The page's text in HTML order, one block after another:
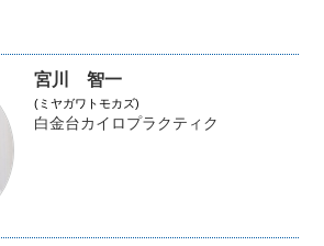
宮川 智一
(ミヤガワトモカズ)
白金台カイロプラクティク